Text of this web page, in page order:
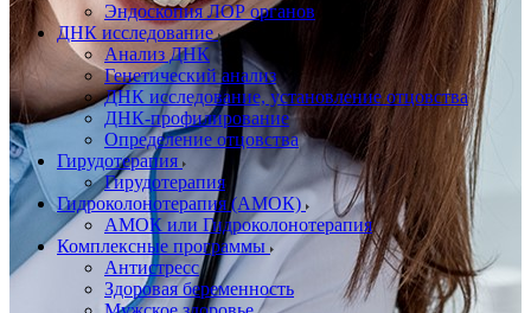
Эндоскопия ЛОР органов
ДНК исследование
Анализ ДНК
Генетический анализ
ДНК исследование, установление отцовства
ДНК-профилирование
Определение отцовства
Гирудотерапия
Гирудотерапия
Гидроколонотерапия (АМОК)
АМОК или Гидроколонотерапия
Комплексные программы
Антистресс
Здоровая беременность